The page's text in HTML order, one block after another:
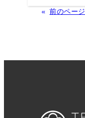
« 前のページ